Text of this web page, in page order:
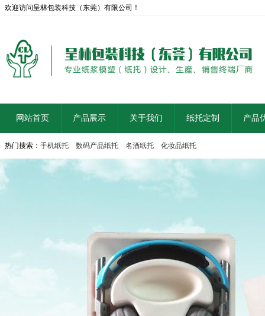
欢迎访问呈林包装科技（东莞）有限公司！
网站首页 产品展示 关于我们 纸托定制 产品
热门搜索： 手机纸托 数码产品纸托 名酒纸托 化妆品纸托